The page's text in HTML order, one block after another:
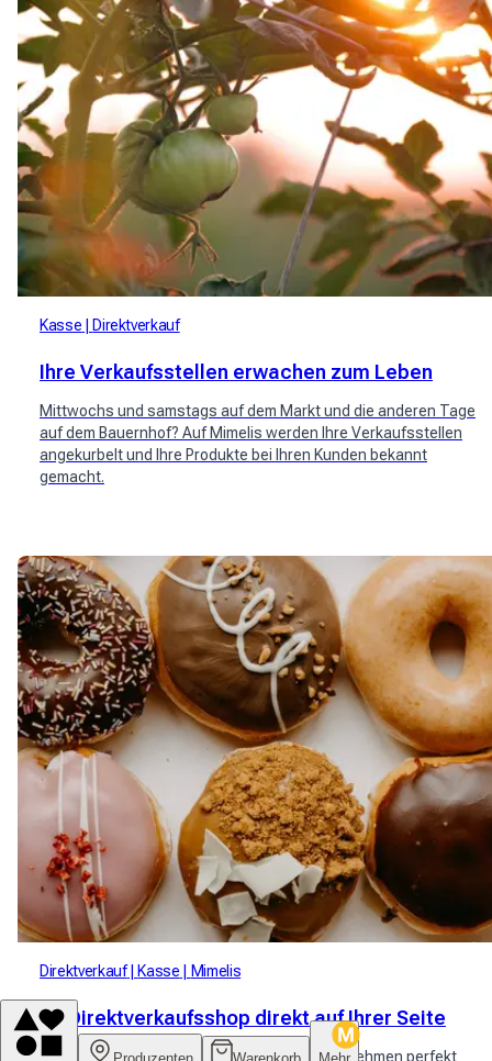
Kasse Direktverkauf
Ihre Verkaufsstellen erwachen zum Leben
Mittwochs und samstags auf dem Markt und die anderen Tage
auf dem Bauernhof? Auf Mimelis werden Ihre Verkaufsstellen
angekurbelt und Ihre Produkte bei Ihren Kunden bekannt
gemacht.
Direktverkauf Kasse Mimelis
Ihr Direktverkaufsshop direkt auf Ihrer Seite
Haben Sie bereits eine Website, die Ihr Unternehmen perfekt